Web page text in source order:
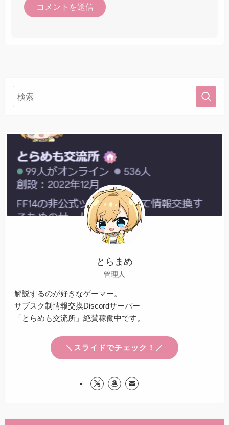
とらまめ
管理人
解説するのが好きなゲーマー。
サブスク制情報交換Discordサーバー
「とらめも交流所」絶賛稼働中です。
＼スライドでチェック！／